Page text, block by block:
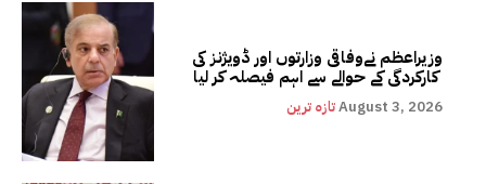
وزیراعظم نےوفاقی وزارتوں اور ڈویژنز کی
کارکردگی کے حوالے سے اہم فیصلہ کر لیا
تازہ ترینAugust 3, 2026